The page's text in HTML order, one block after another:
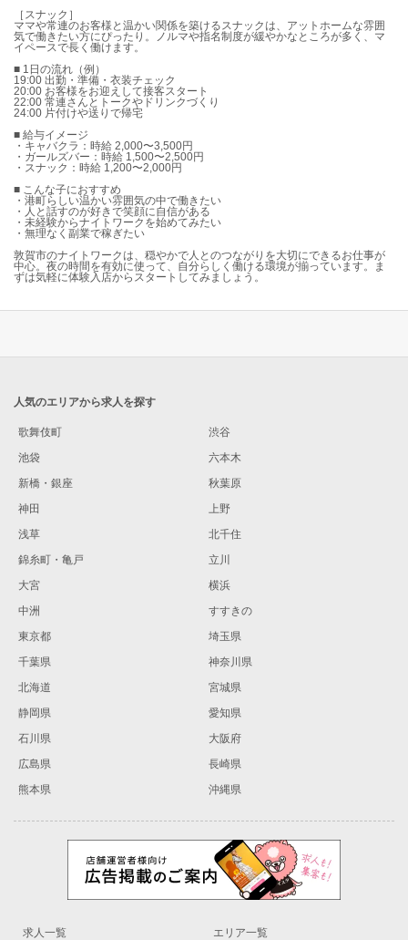
［スナック］
ママや常連のお客様と温かい関係を築けるスナックは、アットホームな雰囲
気で働きたい方にぴったり。ノルマや指名制度が緩やかなところが多く、マ
イペースで長く働けます。
■ 1日の流れ（例）
19:00 出勤・準備・衣装チェック
20:00 お客様をお迎えして接客スタート
22:00 常連さんとトークやドリンクづくり
24:00 片付けや送りで帰宅
■ 給与イメージ
・キャバクラ：時給 2,000〜3,500円
・ガールズバー：時給 1,500〜2,500円
・スナック：時給 1,200〜2,000円
■ こんな子におすすめ
・港町らしい温かい雰囲気の中で働きたい
・人と話すのが好きで笑顔に自信がある
・未経験からナイトワークを始めてみたい
・無理なく副業で稼ぎたい
敦賀市のナイトワークは、穏やかで人とのつながりを大切にできるお仕事が
中心。夜の時間を有効に使って、自分らしく働ける環境が揃っています。ま
ずは気軽に体験入店からスタートしてみましょう。
人気のエリアから求人を探す
歌舞伎町
渋谷
池袋
六本木
新橋・銀座
秋葉原
神田
上野
浅草
北千住
錦糸町・亀戸
立川
大宮
横浜
中洲
すすきの
東京都
埼玉県
千葉県
神奈川県
北海道
宮城県
静岡県
愛知県
石川県
大阪府
広島県
長崎県
熊本県
沖縄県
求人一覧 エリア一覧